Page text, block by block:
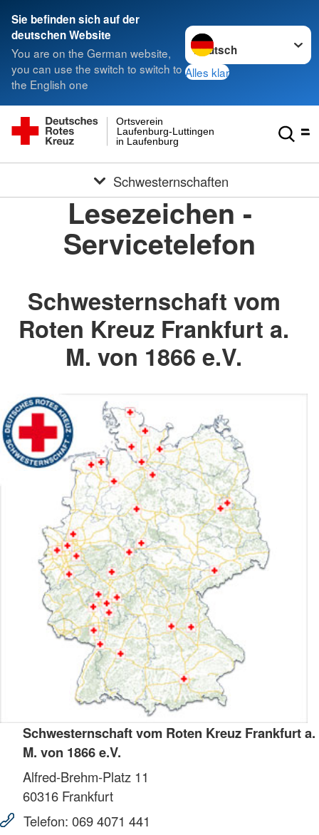
Sie befinden sich auf der
deutschen Website
You are on the German website,
you can use the switch to switch to
the English one
Sprache wechseln zu
Alles klar
in Laufenburg
Laufenburg-Luttingen
Ortsverein
Schwesternschaften
Lesezeichen -
Servicetelefon
Schwesternschaft vom
Roten Kreuz Frankfurt a.
M. von 1866 e.V.
Schwesternschaft vom Roten Kreuz Frankfurt a.
M. von 1866 e.V.
Alfred-Brehm-Platz 11
60316 Frankfurt
Telefon: 069 4071 441